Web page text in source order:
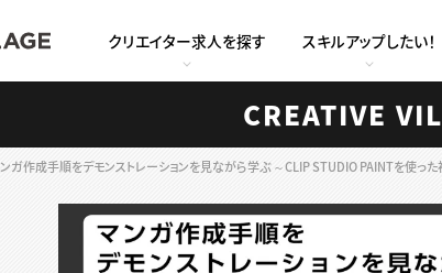
クリエイター求人を探す スキルアップしたい！
CREATIVE
ンガ作成手順をデモンストレーションを見ながら学ぶ ～CLIP STUDIO PAINTを使っ